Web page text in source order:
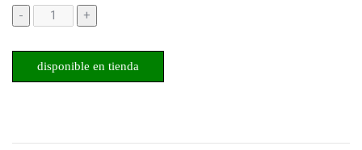
- +
disponible en tienda